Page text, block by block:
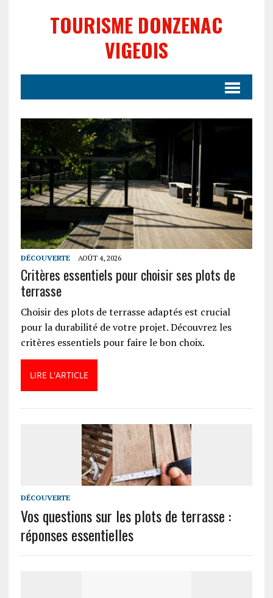
TOURISME DONZENAC
VIGEOIS
DÉCOUVERTE AOÛT 4, 2026
Critères essentiels pour choisir ses plots de
terrasse
Choisir des plots de terrasse adaptés est crucial
pour la durabilité de votre projet. Découvrez les
critères essentiels pour faire le bon choix.
LIRE L'ARTICLE
DÉCOUVERTE
Vos questions sur les plots de terrasse :
réponses essentielles